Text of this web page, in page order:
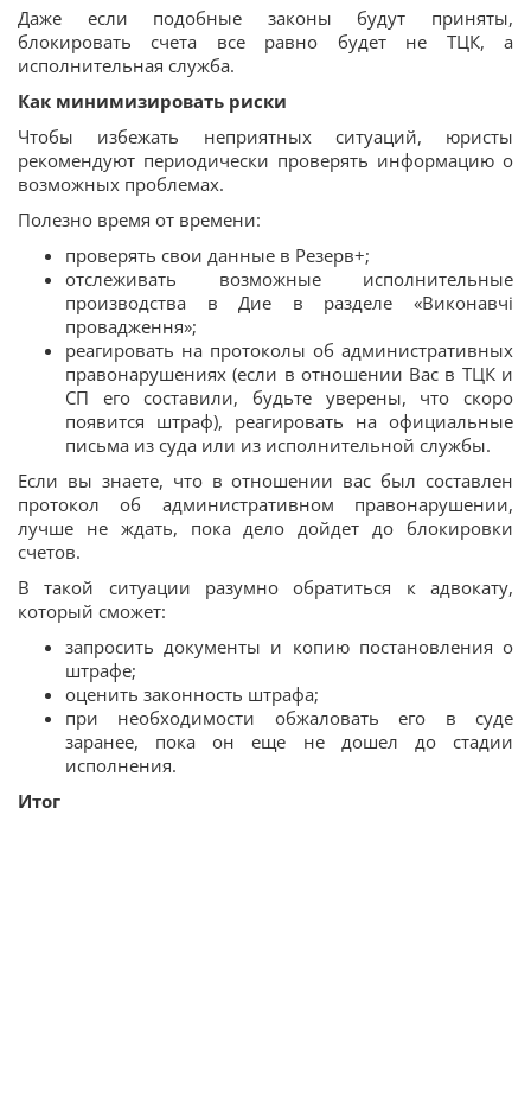
Даже если подобные законы будут приняты,
блокировать счета все равно будет не ТЦК, а
исполнительная служба.
Как минимизировать риски
Чтобы избежать неприятных ситуаций, юристы
рекомендуют периодически проверять информацию о
возможных проблемах.
Полезно время от времени:
проверять свои данные в Резерв+;
отслеживать возможные исполнительные
производства в Дие в разделе «Виконавчі
провадження»;
реагировать на протоколы об административных
правонарушениях (если в отношении Вас в ТЦК и
СП его составили, будьте уверены, что скоро
появится штраф), реагировать на официальные
письма из суда или из исполнительной службы.
Если вы знаете, что в отношении вас был составлен
протокол об административном правонарушении,
лучше не ждать, пока дело дойдет до блокировки
счетов.
В такой ситуации разумно обратиться к адвокату,
который сможет:
запросить документы и копию постановления о
штрафе;
оценить законность штрафа;
при необходимости обжаловать его в суде
заранее, пока он еще не дошел до стадии
исполнения.
Итог